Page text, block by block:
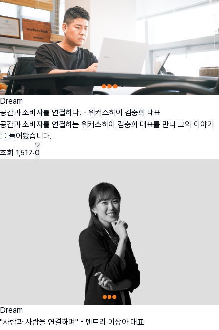
Dream
공간과 소비자를 연결하다. - 워커스하이 김충희 대표
공간과 소비자를 연결하는 워커스하이 김충희 대표를 만나 그의 이야기
를 들어봤습니다.
조회 1,517·0
Dream
"사람과 사람을 연결하며" - 멘트리 이상아 대표